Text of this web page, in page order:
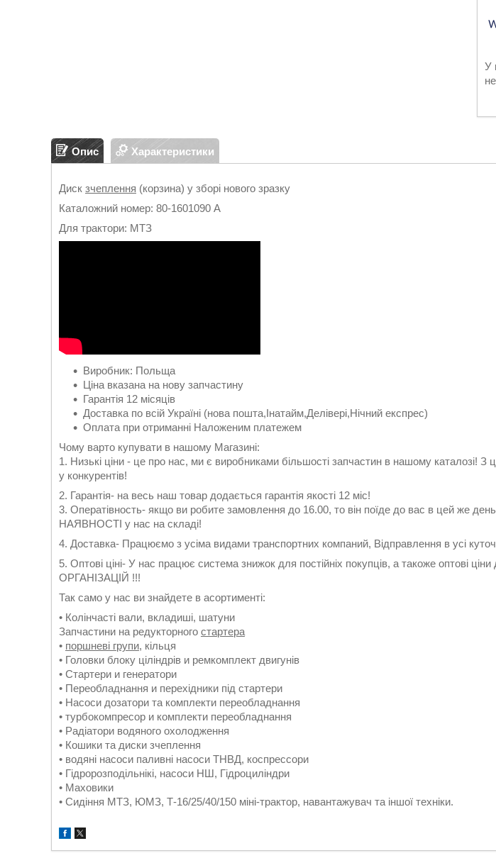
У
Опис Характеристики
Диск зчеплення (корзина) у зборі нового зразку
Каталожний номер: 80-1601090 А
Для трактори: МТЗ
Виробник: Польща
Ціна вказана на нову запчастину
Гарантія 12 місяців
Доставка по всій Україні (нова пошта,Інатайм,Делівері,Нічний експрес)
Оплата при отриманні Наложеним платежем
Чому варто купувати в нашому Магазині:
1. Низькі ціни - це про нас, ми є виробниками більшості запчастин в нашому каталозі! З
у конкурентів!
2. Гарантія- на весь наш товар додається гарантія якості 12 міс!
3. Оператівность- якщо ви робите замовлення до 16.00, то він поїде до вас в цей же
НАЯВНОСТІ у нас на складі!
4. Доставка- Працюємо з усіма видами транспортних компаний, Відправлення в усі
5. Оптові ціні- У нас працює система знижок для постійніх покупців, а такоже оптові ціни
ОРГАНІЗАЦІЙ !!!
Так само у нас ви знайдете в асортименті:
• Колінчасті вали, вкладиші, шатуни
Запчастини на редукторного стартера
• поршневі групи, кільця
• Головки блоку ціліндрів и ремкомплект двигунів
• Стартери и генератори
• Переобладнання и перехідники під стартери
• Насоси дозатори та комплекти переобладнання
• турбокомпресор и комплекти переобладнання
• Радіатори водяного охолодження
• Кошики та диски зчеплення
• водяні насоси паливні насоси ТНВД, коспрессори
• Гідророзподільнікі, насоси НШ, Гідроциліндри
• Маховики
• Сидіння МТЗ, ЮМЗ, Т-16/25/40/150 міні-трактор, навантажувач та іншої техніки.